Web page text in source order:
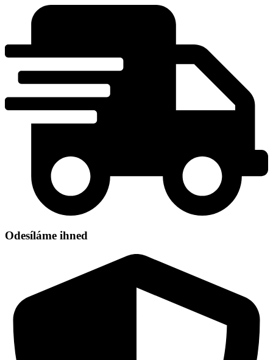
Odesíláme ihned